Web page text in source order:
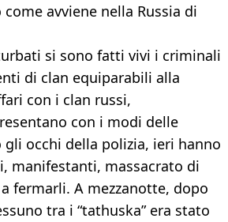
avviene nella Russia di
si sono fatti vivi i criminali
di clan equiparabili alla
con i clan russi,
con i modi delle
gli occhi della polizia, ieri hanno
manifestanti, massacrato di
fermarli. A mezzanotte, dopo
tra i “tathuska” era stato